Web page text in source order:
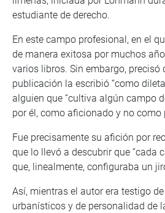
estudiante de derecho.
En este campo profesional, en el
de manera exitosa por muchos
varios libros. Sin embargo, precisó
publicación la escribió “como
alguien que “cultiva algún campo
por él, como aficionado y no como
Fue precisamente su afición por
que lo llevó a descubrir que “cada
que, linealmente, configuraba un
Así, mientras el autor era testigo
urbanísticos y de personalidad de